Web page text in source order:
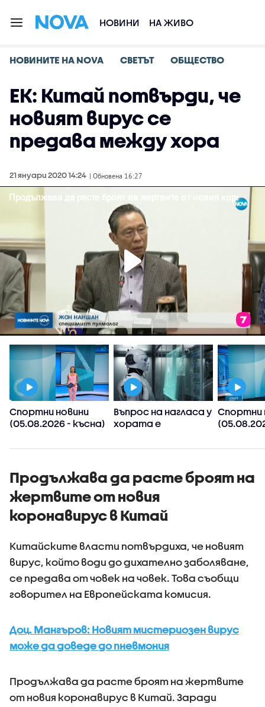
НОВИНИ НА ЖИВО
НОВИНИТЕ НА NOVA СВЕТЪТ ОБЩЕСТВО
ЕК: Китай потвърди, че
новият вирус се
предава между хора
21 януари 2020 14:24 | Обновена 16:27
Спортни новини
(05.08.2026 - късна)
Въпрос на нагласа у
хората е
роботи да
домакинствата,
смята футуролог
Спортни
Продължава да расте броят на
жертвите от новия
коронавирус в Китай
Китайските власти потвърдиха, че новият
вирус, който води до дихателно заболяване,
се предава от човек на човек. Това съобщи
говорител на Европейската комисия.
Доц. Мангъров: Новият мистериозен вирус
може да доведе до пневмония
Продължава да расте броят на жертвите
от новия коронавирус в Китай. Заради